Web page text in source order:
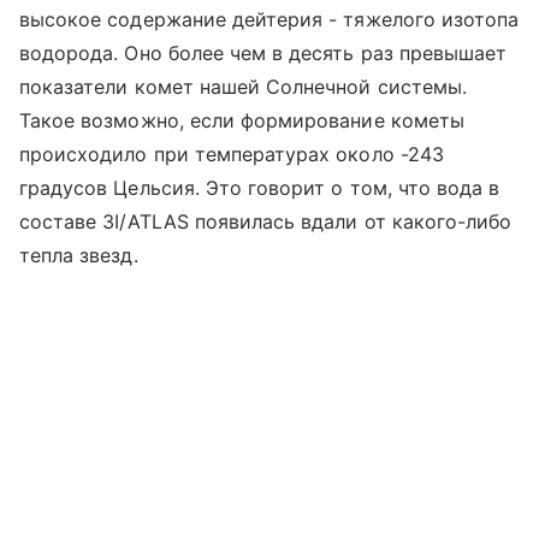
высокое содержание дейтерия - тяжелого изотопа
водорода. Оно более чем в десять раз превышает
показатели комет нашей Солнечной системы.
Такое возможно, если формирование кометы
происходило при температурах около -243
градусов Цельсия. Это говорит о том, что вода в
составе 3I/ATLAS появилась вдали от какого-либо
тепла звезд.